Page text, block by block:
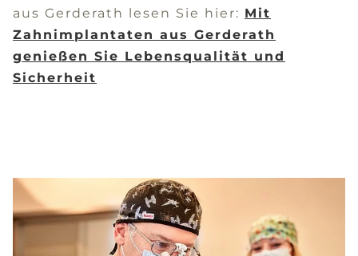
aus Gerderath lesen Sie hier: Mit
Zahnimplantaten aus Gerderath
genießen Sie Lebensqualität und
Sicherheit